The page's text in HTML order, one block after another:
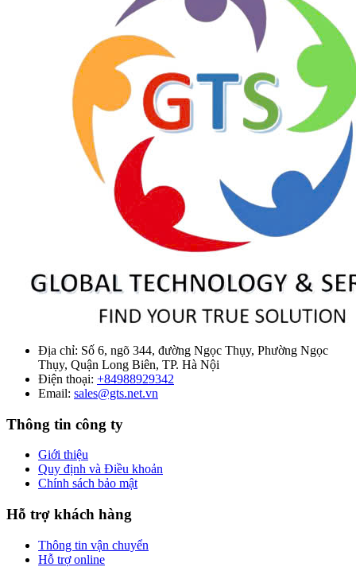
Địa chỉ: Số 6, ngõ 344, đường Ngọc Thụy, Phường Ngọc
Thụy, Quận Long Biên, TP. Hà Nội
Điện thoại: +84988929342
Email: sales@gts.net.vn
Thông tin công ty
Giới thiệu
Quy định và Điều khoản
Chính sách bảo mật
Hỗ trợ khách hàng
Thông tin vận chuyển
Hỗ trợ online